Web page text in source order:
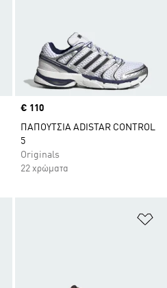
Price
€ 110
ΠΑΠΟΥΤΣΙΑ ADISTAR CONTROL
5
Originals
22 χρώματα
Προσθήκη στη Λίστα Επιθυμιών